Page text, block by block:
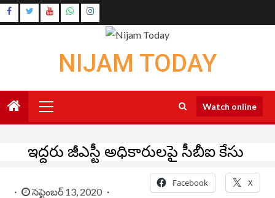
Skip
to
Instagram
NIJAM TODAY
Menu
Watch online
ఇద్దరు జీఎస్టీ అధికారులపై సీబీఐ కేసు
సెప్టెంబర్ 13, 2020
Facebook X